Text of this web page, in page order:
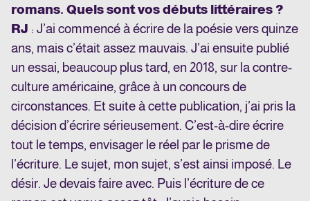
romans. Quels sont vos débuts littéraires ?
RJ : J’ai commencé à écrire de la poésie vers quinze
ans, mais c’était assez mauvais. J’ai ensuite publié
un essai, beaucoup plus tard, en 2018, sur la contre-
culture américaine, grâce à un concours de
circonstances. Et suite à cette publication, j’ai pris la
décision d’écrire sérieusement. C’est-à-dire écrire
tout le temps, envisager le réel par le prisme de
l’écriture. Le sujet, mon sujet, s’est ainsi imposé. Le
désir. Je devais faire avec. Puis l’écriture de ce